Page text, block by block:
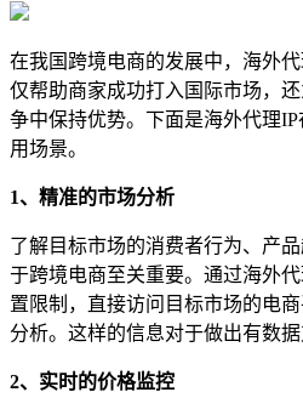
在我国跨境电商的发展中，海外
仅帮助商家成功打入国际市场，
争中保持优势。下面是海外代理
用场景。
1、精准的市场分析
了解目标市场的消费者行为、产
于跨境电商至关重要。通过海外
置限制，直接访问目标市场的电
分析。这样的信息对于做出有数据
2、实时的价格监控